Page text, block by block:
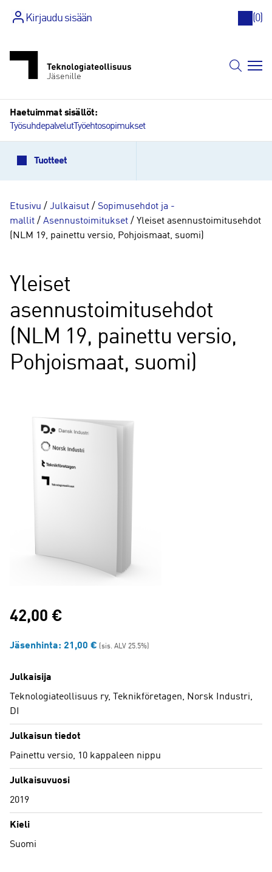
sisältöön
Kirjaudu sisään (0)
Haetuimmat sisällöt:
TyösuhdepalvelutTyöehtosopimukset
Tuotteet
Etusivu / Julkaisut / Sopimusehdot ja -
mallit / Asennustoimitukset / Yleiset asennustoimitusehdot
(NLM 19, painettu versio, Pohjoismaat, suomi)
Yleiset
asennustoimitusehdot
(NLM 19, painettu versio,
Pohjoismaat, suomi)
42,00 €
Jäsenhinta: 21,00 € (sis. ALV 25.5%)
Julkaisija
Teknologiateollisuus ry, Teknikföretagen, Norsk Industri,
DI
Julkaisun tiedot
Painettu versio, 10 kappaleen nippu
Julkaisuvuosi
2019
Kieli
Suomi